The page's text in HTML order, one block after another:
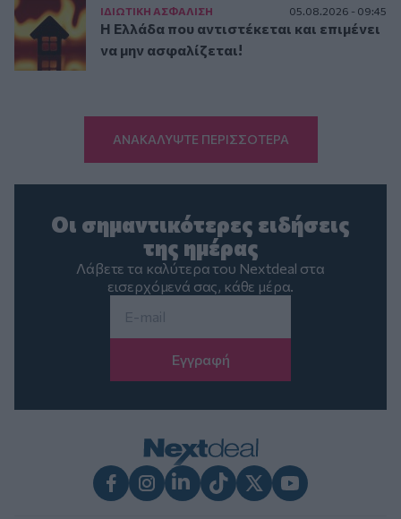
ΙΔΙΩΤΙΚΗ ΑΣΦAΛΙΣΗ 05.08.2026 - 09:45
Η Ελλάδα που αντιστέκεται και επιμένει
να μην ασφαλίζεται!
ΑΝΑΚΑΛΥΨΤΕ ΠΕΡΙΣΣΟΤΕΡΑ
Οι σημαντικότερες ειδήσεις
της ημέρας
Λάβετε τα καλύτερα του Nextdeal στα
εισερχόμενά σας, κάθε μέρα.